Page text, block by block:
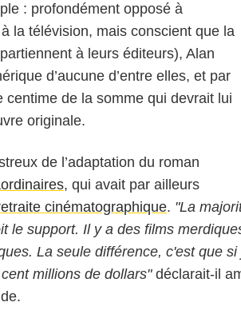
: profondément opposé à
la télévision, mais conscient que la
à leurs éditeurs), Alan
d’aucune d’entre elles, et par
de la somme qui devrait lui
originale.
de l’adaptation du roman
, qui avait par ailleurs
cinématographique. "La
le support. Il y a des films
La seule différence, c'est que si
millions de dollars"déclarait-il